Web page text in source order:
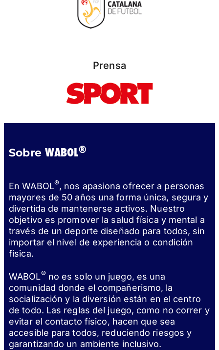
Prensa
Sobre WABOL®
En WABOL®, nos apasiona ofrecer a personas
mayores de 50 años una forma única, segura y
divertida de mantenerse activos. Nuestro
objetivo es promover la salud física y mental a
través de un deporte diseñado para todos, sin
importar el nivel de experiencia o condición
física.
WABOL®no es solo un juego, es una
comunidad donde el compañerismo, la
socialización y la diversión están en el centro
de todo. Las reglas del juego, como no correr y
evitar el contacto físico, hacen que sea
accesible para todos, reduciendo riesgos y
garantizando un ambiente inclusivo.